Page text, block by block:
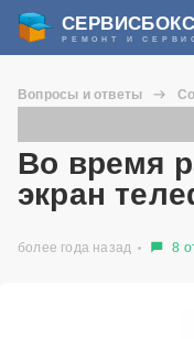
СЕРВИСБОКС
РЕМОНТ И
ВОПРОСЫ И
СТАТЬИ О РЕМОНТЕ
Вопросы и ответы
Во время
экран
более года назад 8